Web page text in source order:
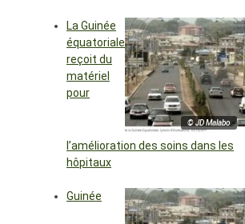
© JD Malabo
La Guinée
équatoriale
reçoit du
matériel
pour
l’amélioration des soins dans les
hôpitaux
Guinée